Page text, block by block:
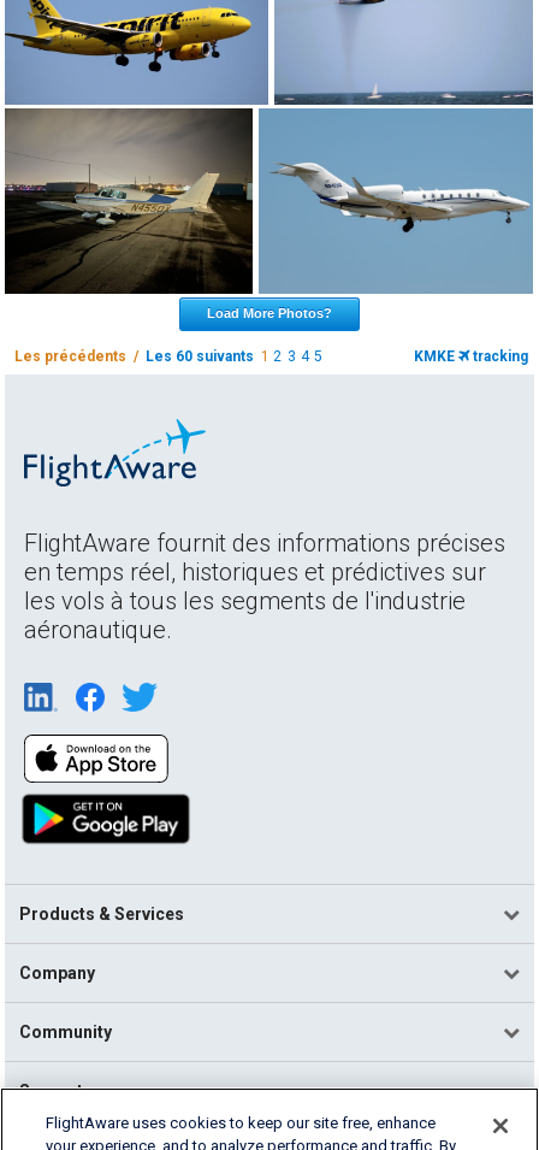
Load More Photos?
Les précédents / Les 60 suivants 12 3 4 5 KMKE tracking
FlightAware fournit des informations précises
en temps réel, historiques et prédictives sur
les vols à tous les segments de l'industrie
aéronautique.
Products & Services
Company
Community
Support
FlightAware uses cookies to keep our site free, enhance
your experience, and to analyze performance and traffic. By